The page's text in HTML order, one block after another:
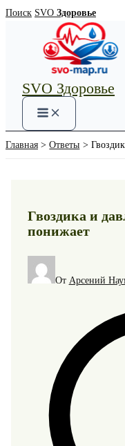
Перейти
содержимому
Поиск SVO Здоровье
SVO Здоровье
Main
Menu
Главная Ответы
Гвоздика и
понижает
От Арсений